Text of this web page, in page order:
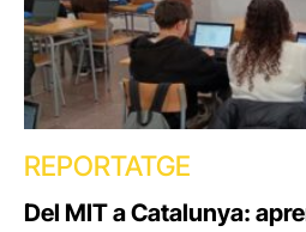
REPORTATGE
Del MIT a Catalunya: